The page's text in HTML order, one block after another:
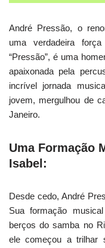
André Pressão, o
uma verdadeira
“Pressão”, é uma
apaixonada pela
incrível jornada
jovem, mergulhou de
Janeiro.
Uma Formação
Isabel:
Desde cedo, André
Sua formação
berços do samba no
ele começou a trilhar